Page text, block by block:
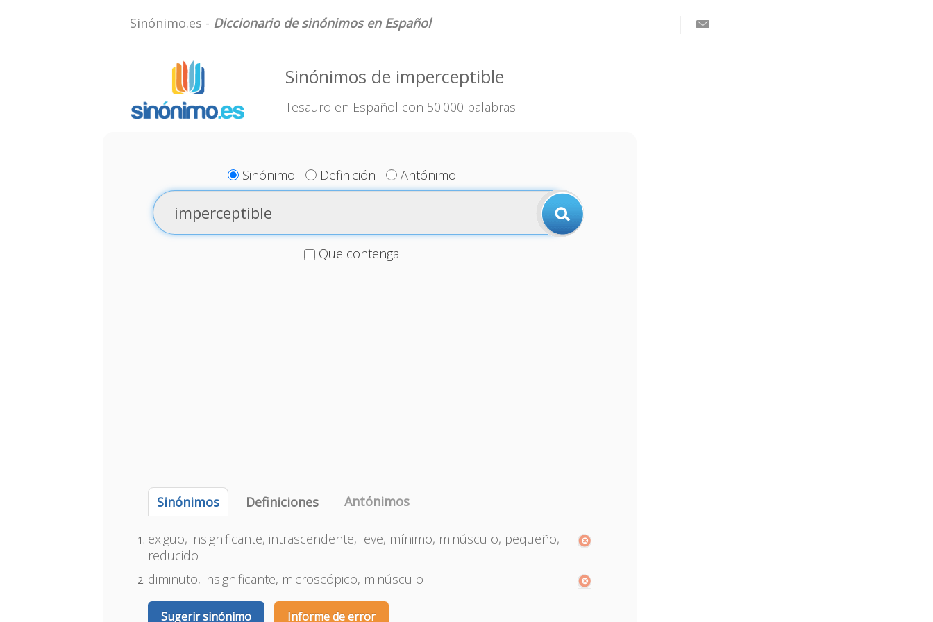
Sinónimo.es - Diccionario de sinónimos en Español
Sinónimos de imperceptible
Tesauro en Español con 50.000 palabras
Sinónimo Definición Antónimo
Que contenga
Sinónimos Definiciones Antónimos
exiguo, insignificante, intrascendente, leve, mínimo, minúsculo, pequeño,
reducido
diminuto, insignificante, microscópico, minúsculo
Sugerir sinónimo Informe de error